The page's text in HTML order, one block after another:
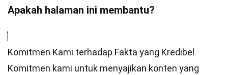
Apakah halaman ini membantu?
Komitmen Kami terhadap Fakta yang Kredibel
Komitmen kami untuk menyajikan konten yang